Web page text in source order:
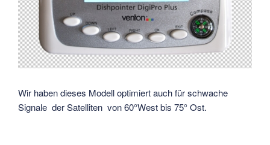
Wir haben dieses Modell optimiert auch für schwache
Signale der Satelliten von 60°West bis 75° Ost.